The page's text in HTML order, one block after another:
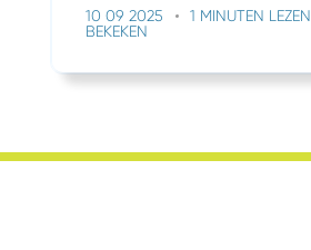
10 09 2025 1 MINUTEN LEZEN
BEKEKEN